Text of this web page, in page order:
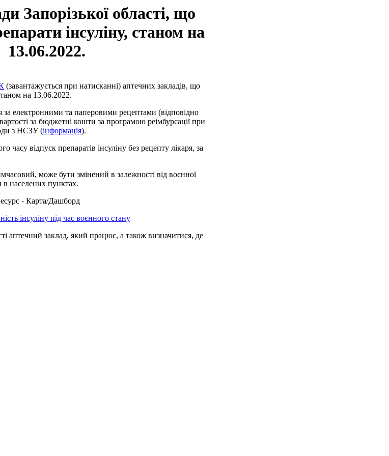
Запорізької області, що
інсуліну, станом на
13.06.2022.
(завантажується при натисканні) аптечних закладів, що
на 13.06.2022.
за електронними та паперовими рецептами (відповідно
за бюджетні кошти за програмою реімбурсації при
з НСЗУ (інформація).
часу відпуск препаратів інсуліну без рецепту лікаря, за
може бути змінений в залежності від воєнної
в населених пунктах.
- Карта/Дашборд
інсуліну під час воєнного стану
аптечний заклад, який працює, а також визначитися, де